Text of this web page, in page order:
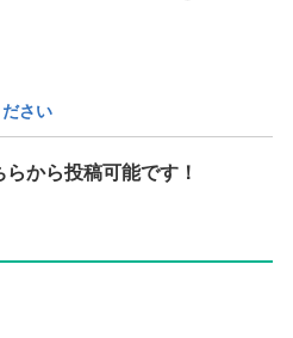
さい
から投稿可能です！